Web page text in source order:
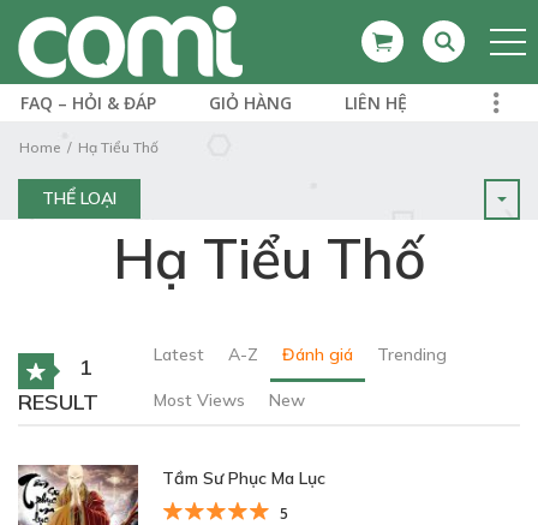
FAQ – HỎI & ĐÁP GIỎ HÀNG LIÊN HỆ
Home Hạ Tiểu Thố
THỂ LOẠI
Hạ Tiểu Thố
1
RESULT
Latest A-Z Đánh giá Trending
Most Views New
Tầm Sư Phục Ma Lục
5